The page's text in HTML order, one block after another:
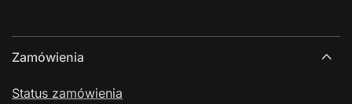
Zamówienia
Status zamówienia